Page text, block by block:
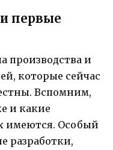
первые
производства и
которые сейчас
Вспомним,
и какие
имеются. Особый
разработки,